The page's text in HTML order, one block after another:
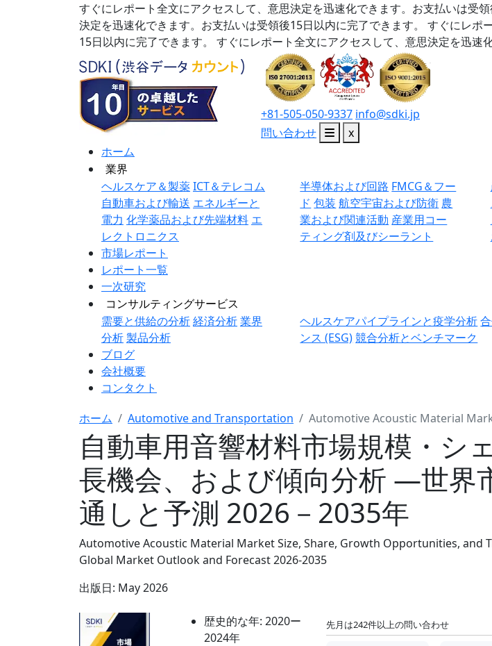
すぐにレポート全文にアクセスして、意思決定を迅速化できます。お支払いは受領
決定を迅速化できます。お支払いは受領後15日以内に完了できます。
すぐにレポ
15日以内に完了できます。
すぐにレポート全文にアクセスして、意思決定を迅速
+81-505-050-9337 info@sdki.jp
問い合わせ
x
ホーム
業界
ヘルスケア＆製薬ICT＆テレコム
自動車および輸送 エネルギーと
電力 化学薬品および先端材料 エ
レクトロニクス
半導体および回路 FMCG＆フー
ド 包装 航空宇宙および防衛 農
業および関連活動 産業用コー
ティング剤及びシーラント
市場レポート
レポート一覧
一次研究
コンサルティングサービス
需要と供給の分析経済分析業界
分析製品分析
ヘルスケアパイプラインと疫学分析
ンス (ESG)競合分析とベンチマーク
ブログ
会社概要
コンタクト
ホーム Automotive and Transportation Automotive Acoustic Material
自動車用音響材料市場規模・シ
長機会、および傾向分析 ―世界
通しと予測 2026－2035年
Automotive Acoustic Material Market Size, Share, Growth Opportunities, and
Global Market Outlook and Forecast 2026-2035
出版日: May 2026
歴史的な年: 2020ー
2024年
先月は242件以上の問い合わせ